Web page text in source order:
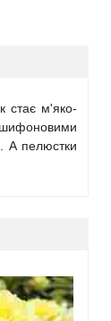
стає м'яко-
шифоновими
А пелюстки